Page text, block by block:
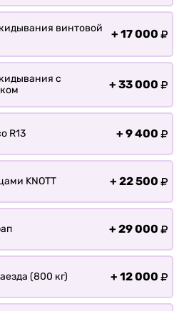
винтовой
+ 17 000
с
+ 33 000
R13 + 9 400
KNOTT + 22 500
+ 29 000
(800 кг) + 12 000